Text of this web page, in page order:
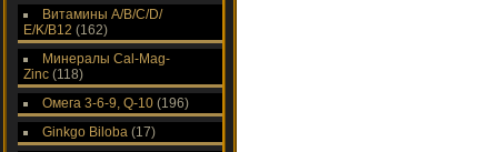
Витамины A/В/С/D/
Е/K/B12 (162)
Минералы Cal-Mag-
Zinc (118)
Омега 3-6-9, Q-10 (196)
Ginkgo Biloba (17)